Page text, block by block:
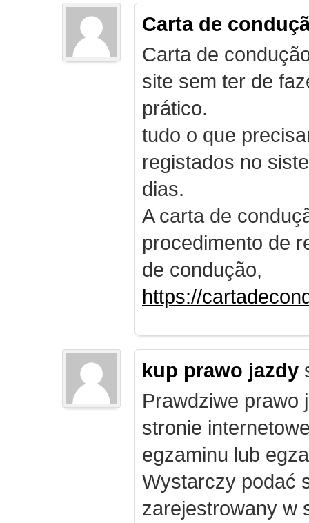
Carta de
Carta de
site sem ter de
prático.
tudo o que
registados no
dias.
A carta de
procedimento de
de condução,
https://
kup prawo jazdy
Prawdziwe prawo
stronie
egzaminu lub
Wystarczy podać
zarejestrowany w